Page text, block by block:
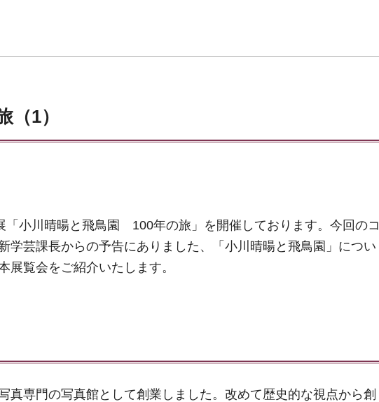
1）
「小川晴暘と飛鳥園 100年の旅」を開催しております。今回のコ
学芸課長からの予告にありました、「小川晴暘と飛鳥園」につい
展覧会をご紹介いたします。
真専門の写真館として創業しました。改めて歴史的な視点から創